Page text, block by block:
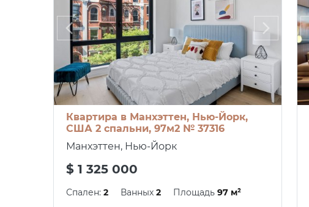
Квартира в Манхэттен, Нью-Йорк,
США 2 спальни, 97м2 № 37316
Манхэттен, Нью-Йорк
$ 1 325 000
Спален: 2 Ванных 2 Площадь 97 м²